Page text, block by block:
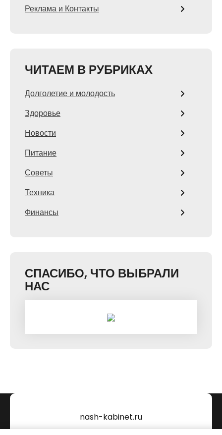
Реклама и Контакты
ЧИТАЕМ В РУБРИКАХ
Долголетие и молодость
Здоровье
Новости
Питание
Советы
Техника
Финансы
СПАСИБО, ЧТО ВЫБРАЛИ
НАС
nash-kabinet.ru